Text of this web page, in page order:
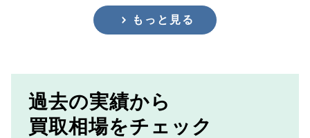
もっと見る
過去の実績から
買取相場をチェック